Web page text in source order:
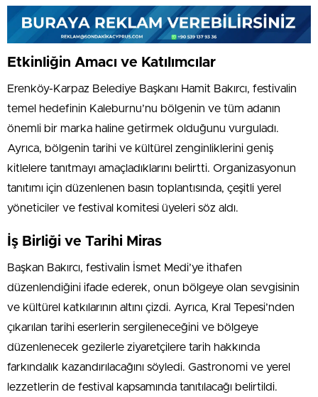
Etkinliğin Amacı ve Katılımcılar
Erenköy-Karpaz Belediye Başkanı Hamit Bakırcı, festivalin
temel hedefinin Kaleburnu’nu bölgenin ve tüm adanın
önemli bir marka haline getirmek olduğunu vurguladı.
Ayrıca, bölgenin tarihi ve kültürel zenginliklerini geniş
kitlelere tanıtmayı amaçladıklarını belirtti. Organizasyonun
tanıtımı için düzenlenen basın toplantısında, çeşitli yerel
yöneticiler ve festival komitesi üyeleri söz aldı.
İş Birliği ve Tarihi Miras
Başkan Bakırcı, festivalin İsmet Medi’ye ithafen
düzenlendiğini ifade ederek, onun bölgeye olan sevgisinin
ve kültürel katkılarının altını çizdi. Ayrıca, Kral Tepesi’nden
çıkarılan tarihi eserlerin sergileneceğini ve bölgeye
düzenlenecek gezilerle ziyaretçilere tarih hakkında
farkındalık kazandırılacağını söyledi. Gastronomi ve yerel
lezzetlerin de festival kapsamında tanıtılacağı belirtildi.